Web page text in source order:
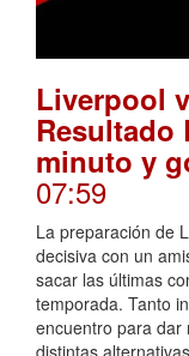
Liverpool
Resultado
minuto y
07:59
La preparación de
decisiva con un
sacar las últimas
temporada. Tanto
encuentro para dar